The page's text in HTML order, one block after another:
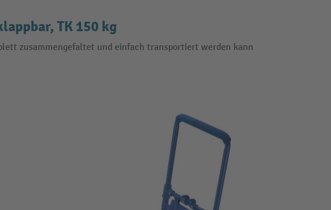
TK 150 kg
zusammengefaltet und einfach transportiert werden kann